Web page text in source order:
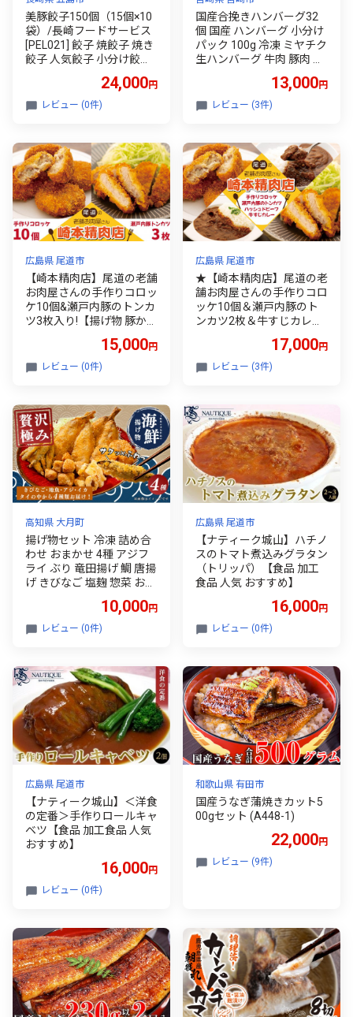
美豚餃子150個（15個×10
袋）/長崎フードサービス
[PEL021] 餃子 焼餃子 焼き
餃子 人気餃子 小分け餃子
ょうざ ぎょうざ ヤキギョ
ウザ やきぎょうざ ぎょう
ざ 冷凍ぎょうざ 中華料理
大容量 簡単調理 ランキン
グ
24,000円
レビュー (0件)
国産合挽きハンバーグ32
個 国産 ハンバーグ 小分け
パック 100g 冷凍 ミヤチク
生ハンバーグ 牛肉 豚肉 肉
肉 合挽ハンバーグ 簡単 料
理 調理 便利 使い勝手 惣菜
フト プレゼント ストック
グルメ お取り寄せグルメ
お取り寄せ ふるさと 宮崎
宮崎県 宮崎市_M132-018_
02
13,000円
レビュー (3件)
広島県 尾道市
【崎本精肉店】尾道の老舗
お肉屋さんの手作りコロッ
ケ10個&瀬戸内豚のトンカ
ツ3枚入り!【揚げ物 豚かつ
揚げるだけ ご当地 グルメ
牛肉 じゃがいも 人気 おす
15,000円
レビュー (0件)
広島県 尾道市
★【崎本精肉店】尾道の老
舗お肉屋さんの手作りコロ
ッケ10個＆瀬戸内豚のト
ンカツ2枚＆牛すじカレー
袋【広島県尾道市 広島県
尾道市 広島 尾道 ふるさと
べ物 ご当地 グルメ お取り
寄せ】
17,000円
レビュー (3件)
高知県 大月町
揚げ物セット 冷凍 詰め合
わせ おまかせ 4種 アジフ
ライ ぶり 竜田揚げ 鯛 唐揚
げ きびなご 塩麹 惣菜 おか
お取り寄せ 干物 揚げるだ
け 時短 晩酌 魚 海鮮 産地
月町
10,000円
レビュー (0件)
広島県 尾道市
【ナティーク城山】ハチノ
スのトマト煮込みグラタン
（トリッパ）【食品 加工
食品 人気 おすすめ】
16,000円
レビュー (0件)
広島県 尾道市
【ナティーク城山】＜洋食
の定番＞手作りロールキャ
ベツ【食品 加工食品 人気
おすすめ】
16,000円
レビュー (0件)
和歌山県 有田市
国産うなぎ蒲焼きカット5
00gセット (A448-1)
22,000円
レビュー (9件)